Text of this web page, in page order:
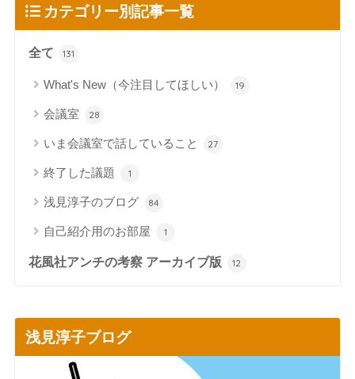
カテゴリー別記事一覧
全て 131
What's New（今注目してほしい） 19
会議室 28
いま会議室で話していること 27
終了した議題 1
浅見淳子のブログ 84
自己紹介用のお部屋 1
花風社アンチの考察 アーカイブ版 12
浅見淳子ブログ